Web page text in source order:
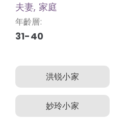
夫妻, 家庭
年齡層:
31-40
洪锐小家
妙玲小家